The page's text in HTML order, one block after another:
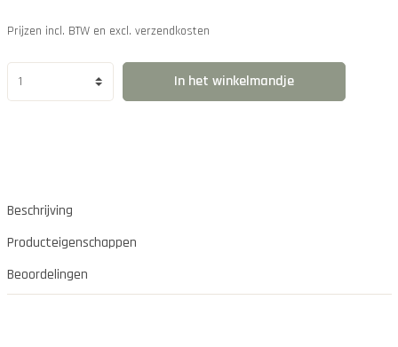
Prijzen incl. BTW en excl. verzendkosten
In het winkelmandje
Beschrijving
Producteigenschappen
Beoordelingen